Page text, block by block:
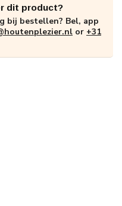
dit product?
bij bestellen? Bel, app
or +31